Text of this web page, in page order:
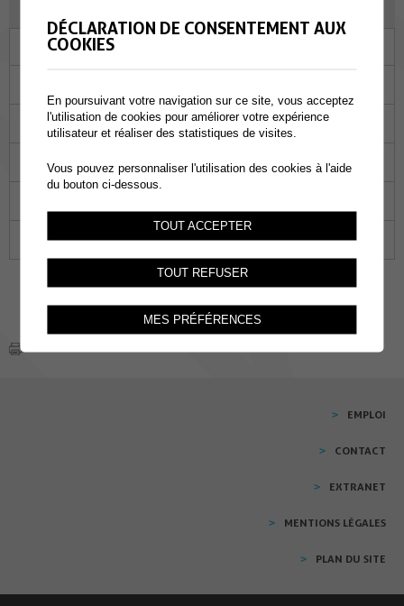
Ma
06 07 08 09 10
15 16 17
27 28 29 01 02
EMPLOI
CONTACT
EXTRANET
MENTIONS LÉGALES
PLAN DU SITE
DÉCLARATION DE CONSENTEMENT AUX
COOKIES
En poursuivant votre navigation sur ce site, vous acceptez
l'utilisation de cookies pour améliorer votre expérience
utilisateur et réaliser des statistiques de visites.
Vous pouvez personnaliser l'utilisation des cookies à l'aide
du bouton ci-dessous.
TOUT ACCEPTER
TOUT REFUSER
MES PRÉFÉRENCES